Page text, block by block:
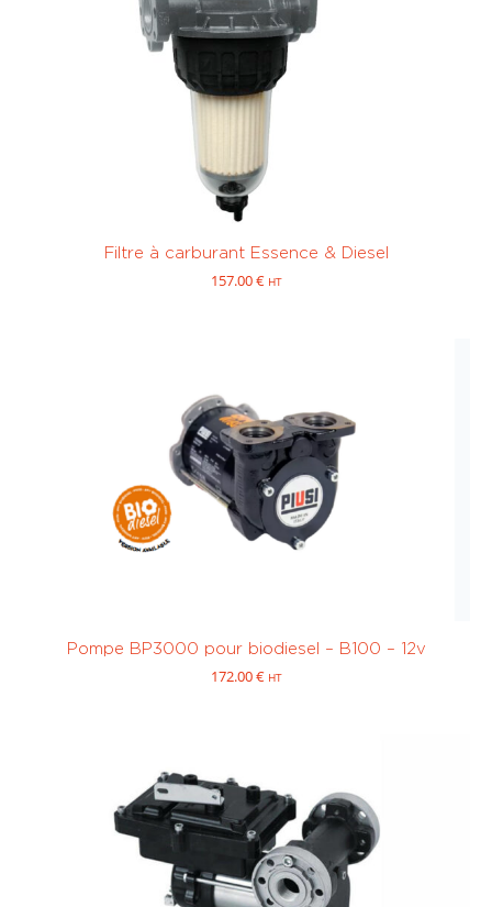
Filtre à carburant Essence & Diesel
157.00€ HT
Pompe BP3000 pour biodiesel – B100 – 12v
172.00€ HT